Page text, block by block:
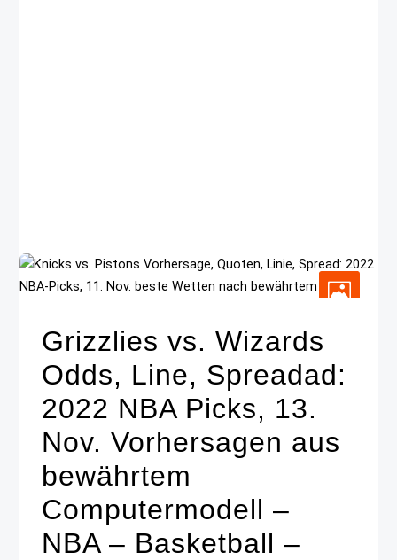
Grizzlies vs. Wizards
Odds, Line, Spreadad:
2022 NBA Picks, 13.
Nov. Vorhersagen aus
bewährtem
Computermodell –
NBA – Basketball –